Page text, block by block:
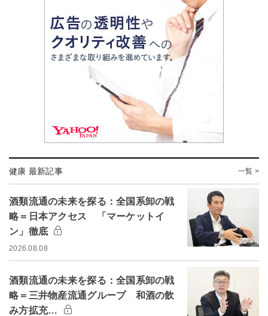
健康 最新記事 一覧 >
酒類流通の未来を探る：全国系卸の戦
略＝日本アクセス 「マーケットイ
ン」徹底
2026.08.08
酒類流通の未来を探る：全国系卸の戦
略＝三井物産流通グループ 和酒の飲
み方拡充…